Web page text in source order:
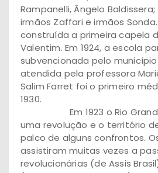
Rampanelli, Ângelo
irmãos Zaffari e irmãos Sonda.
construída a primeira capela
Valentim. Em 1924, a escola
subvencionada pelo município
atendida pela professora
Salim Farret foi o primeiro
1930.
Em 1923 o Rio Grande
uma revolução e o território
palco de alguns confrontos.
assistiram muitas vezes a
revolucionárias (de Assis